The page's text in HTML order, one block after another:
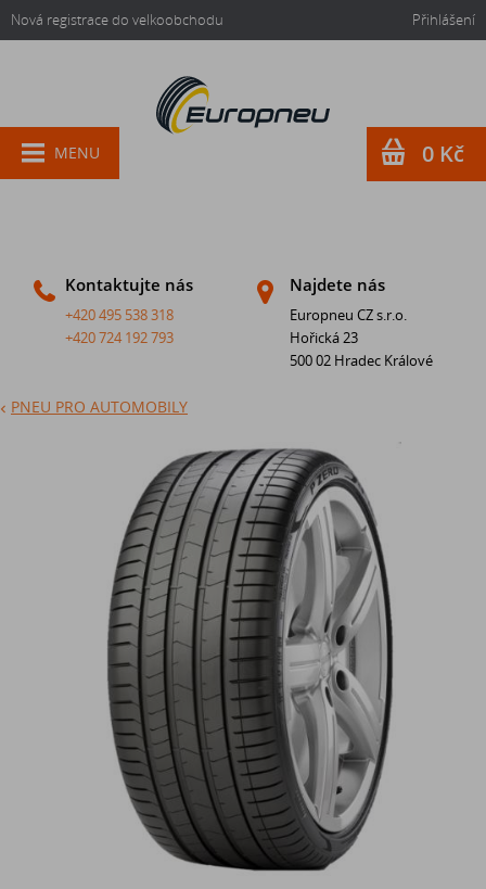
Nová registrace do velkoobchodu Přihlášení
Kontaktujte nás
+420 495 538 318
+420 724 192 793
Najdete nás
Europneu CZ s.r.o.
Hořická 23
500 02 Hradec Králové
MENU 0 Kč
PNEU PRO AUTOMOBILY